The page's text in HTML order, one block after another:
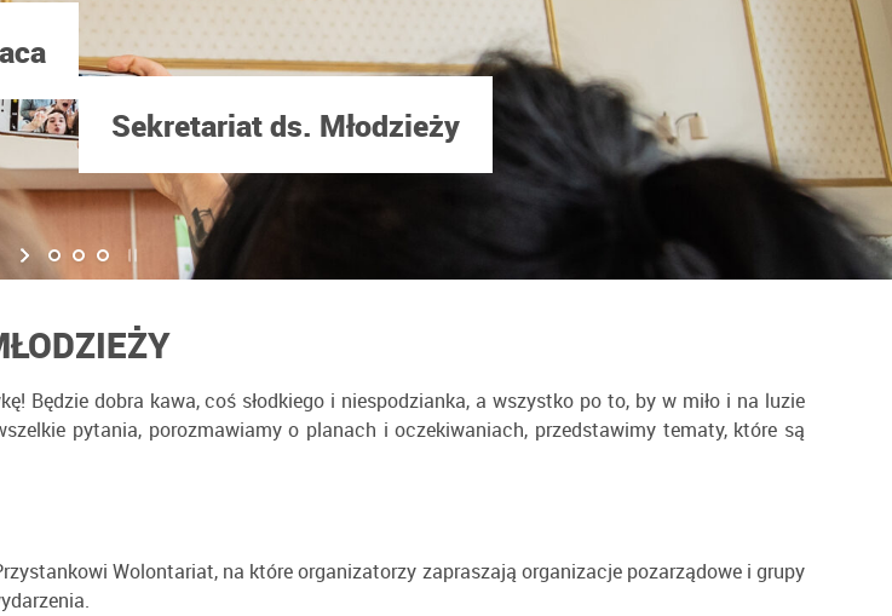
Sekretariat ds. Młodzieży
Będzie dobra kawa, coś słodkiego i niespodzianka, a wszystko po to, by w miło i na luzie
pytania, porozmawiamy o planach i oczekiwaniach, przedstawimy tematy, które są
Wolontariat, na które organizatorzy zapraszają organizacje pozarządowe i grupy